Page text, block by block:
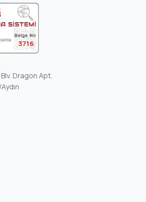
3716
Dragon Apt.